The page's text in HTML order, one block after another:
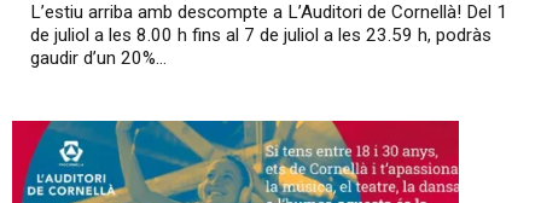
L’estiu arriba amb descompte a L’Auditori de Cornellà! Del 1
de juliol a les 8.00 h fins al 7 de juliol a les 23.59 h, podràs
gaudir d’un 20%...